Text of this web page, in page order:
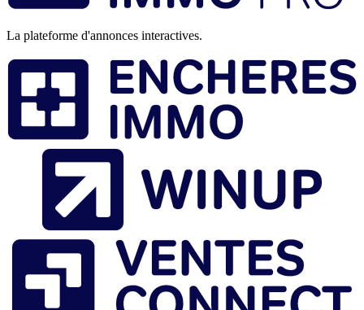
La plateforme d'annonces interactives.